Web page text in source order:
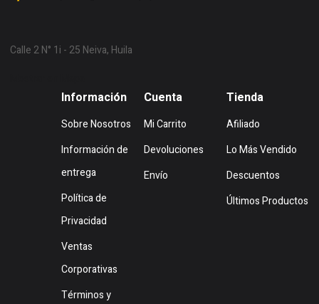
Calle 2 N° 1i - 25 Neiva, Huila
Información
Sobre Nosotros
Información de
entrega
Política de
Privacidad
Ventas
Corporativas
Términos y
Cuenta
Mi Carrito
Devoluciones
Envío
Tienda
Afiliado
Lo Más Vendido
Descuentos
Últimos Productos